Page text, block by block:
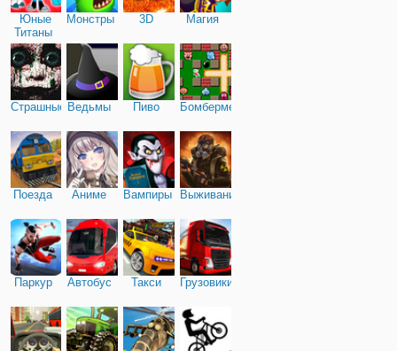
Юные
Титаны
Монстры 3D Магия
Страшные Ведьмы Пиво Бомбермен
Поезда Аниме Вампиры Выживание
Паркур Автобус Такси Грузовики